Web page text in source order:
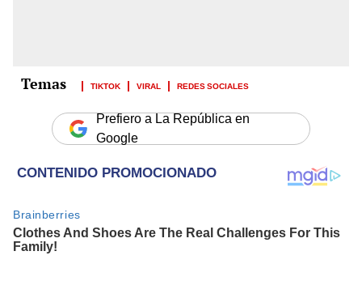
TIKTOK VIRAL REDES SOCIALES
Prefiero a La República en
Google